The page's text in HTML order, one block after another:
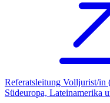
Referatsleitung Volljurist/
Südeuropa, Lateinamerika